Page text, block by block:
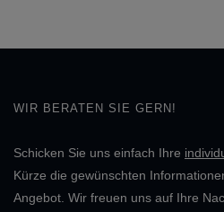
WIR BERATEN SIE GERN!
Schicken Sie uns einfach Ihre
Kürze die gewünschten
Angebot. Wir freuen uns auf Ihre